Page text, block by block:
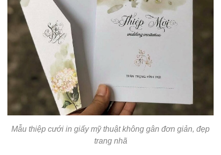
Mẫu thiệp cưới in giấy mỹ thuật không gân đơn giản, đẹp
trang nhã